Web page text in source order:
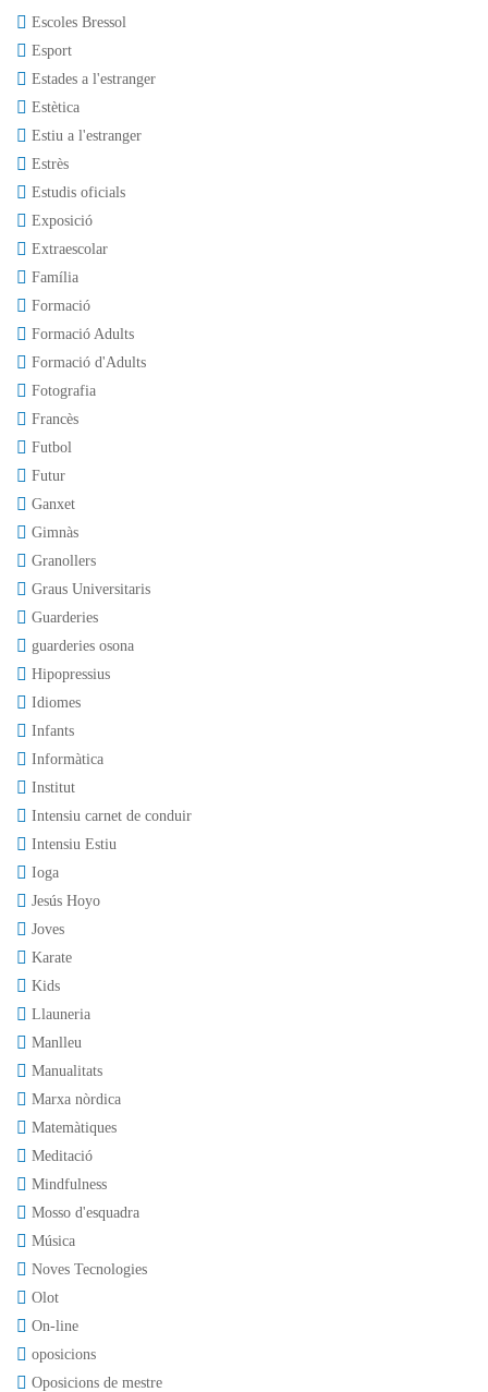
Escoles Bressol
Esport
Estades a l'estranger
Estètica
Estiu a l'estranger
Estrès
Estudis oficials
Exposició
Extraescolar
Família
Formació
Formació Adults
Formació d'Adults
Fotografia
Francès
Futbol
Futur
Ganxet
Gimnàs
Granollers
Graus Universitaris
Guarderies
guarderies osona
Hipopressius
Idiomes
Infants
Informàtica
Institut
Intensiu carnet de conduir
Intensiu Estiu
Ioga
Jesús Hoyo
Joves
Karate
Kids
Llauneria
Manlleu
Manualitats
Marxa nòrdica
Matemàtiques
Meditació
Mindfulness
Mosso d'esquadra
Música
Noves Tecnologies
Olot
On-line
oposicions
Oposicions de mestre